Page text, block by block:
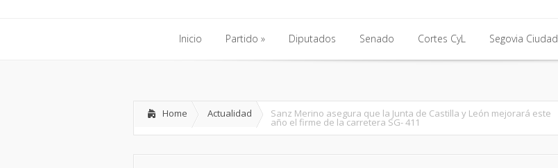
Inicio Partido Diputados Senado Cortes CyL Segovia Ciudad
Home Actualidad Sanz Merino asegura que la Junta de Castilla y León mejorará este
año el firme de la carretera SG- 411